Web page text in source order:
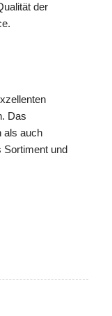
der
Das
als auch
Sortiment und